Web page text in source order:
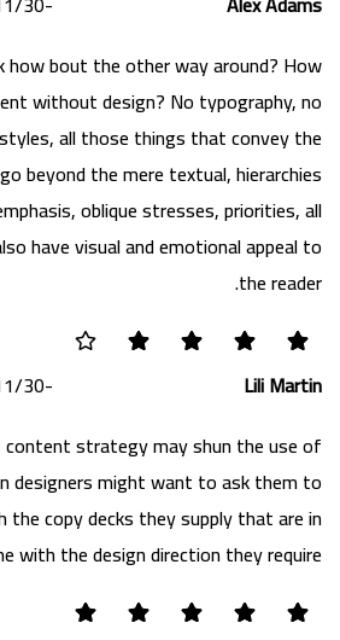
how bout the other way around?
content without design? No
no styles, all those things that
go beyond the mere textual,
emphasis, oblique stresses,
also have visual and emotional
the
Lili
of content strategy may shun the
then designers might want to ask
with the copy decks they supply that
tune with the design direction they